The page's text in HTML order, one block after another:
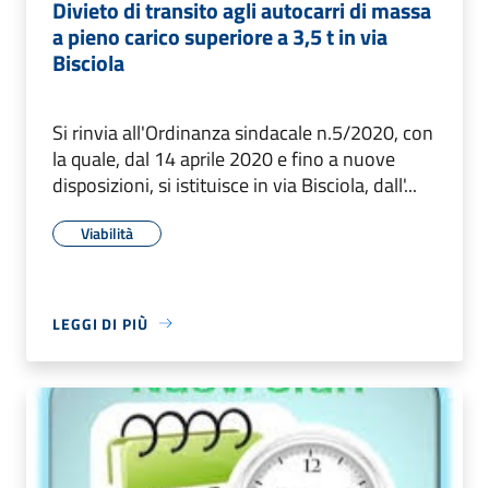
Divieto di transito agli autocarri di massa
a pieno carico superiore a 3,5 t in via
Bisciola
Si rinvia all'Ordinanza sindacale n.5/2020, con
la quale, dal 14 aprile 2020 e fino a nuove
disposizioni, si istituisce in via Bisciola, dall'...
Viabilità
LEGGI DI PIÙ